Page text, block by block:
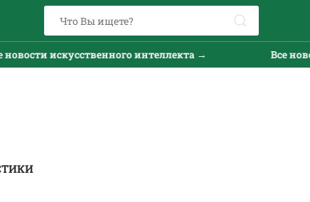
искусственного интеллекта → Все